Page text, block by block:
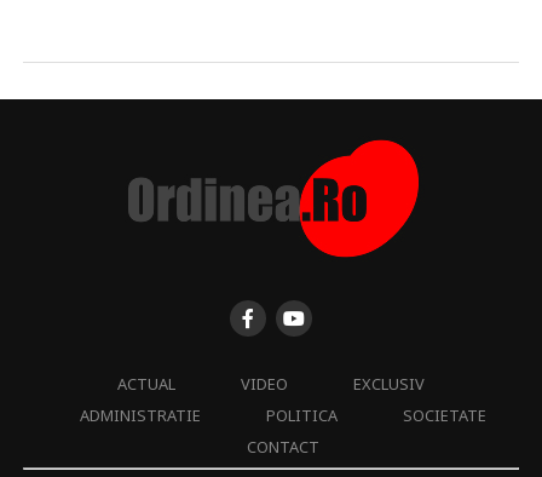
ACTUAL VIDEO
EXCLUSIV
ADMINISTRATIE
POLITICA
SOCIETATE
CONTACT